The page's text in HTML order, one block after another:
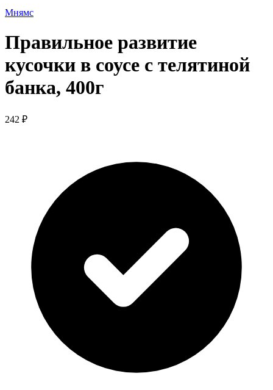
Мнямс
Правильное развитие
кусочки в соусе с телятиной
банка, 400г
242 ₽